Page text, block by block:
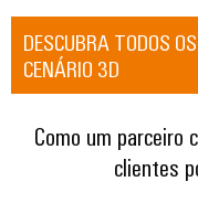
para
dispositivos
Fotovoltaico
a
energia
solar
Segurança
industrial
Soluções
gerenciamento
para
eletrônica
Proteção
descargas
atmosféricas
Interface
OCI
Interface
EDI
globais
Experiência
DESCUBRA TODOS
CENÁRIO 3D
Como um parceiro
clientes